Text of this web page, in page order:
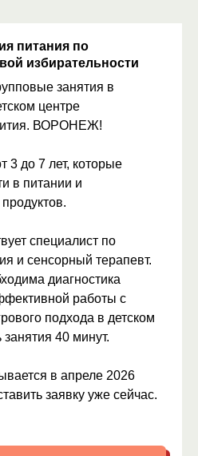
питания по
избирательности
занятия в
центре
ВОРОНЕЖ!
3 до 7 лет, которые
в питании и
специалист по
и сенсорный терапевт.
диагностика
работы с
подхода в детском
40 минут.
в апреле 2026
заявку уже сейчас.